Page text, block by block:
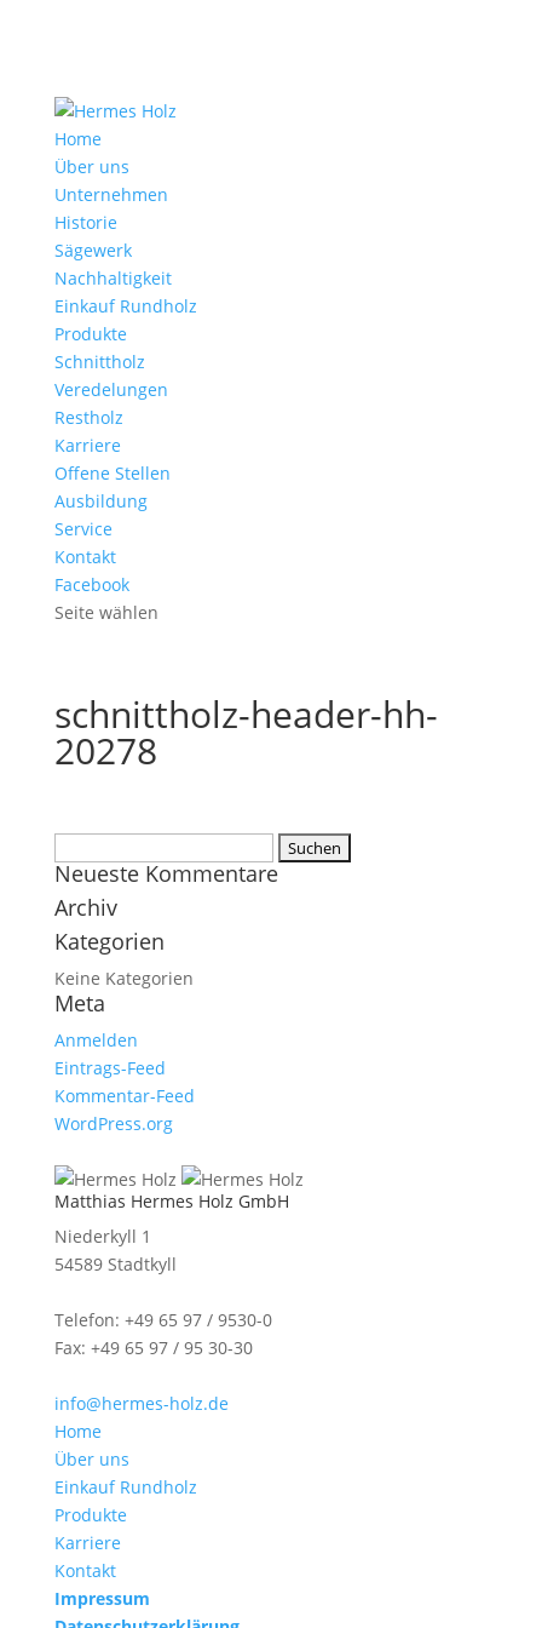
Home
Über uns
Unternehmen
Historie
Sägewerk
Nachhaltigkeit
Einkauf Rundholz
Produkte
Schnittholz
Veredelungen
Restholz
Karriere
Offene Stellen
Ausbildung
Service
Kontakt
Facebook
Seite wählen
schnittholz-header-hh-
20278
nach:
Neueste Kommentare
Archiv
Kategorien
Keine Kategorien
Meta
Anmelden
Eintrags-Feed
Kommentar-Feed
WordPress.org
Matthias Hermes Holz GmbH
Niederkyll 1
54589 Stadtkyll
Telefon: +49 65 97 / 9530-0
Fax: +49 65 97 / 95 30-30
info@hermes-holz.de
Home
Über uns
Einkauf Rundholz
Produkte
Karriere
Kontakt
Impressum